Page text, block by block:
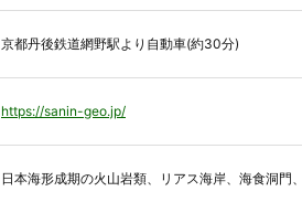
京都丹後鉄道網野駅より自動車(約30分)
https://sanin-geo.jp/
日本海形成期の火山岩類、リアス海岸、海食洞門